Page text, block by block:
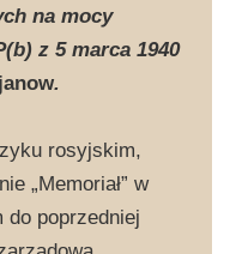
na mocy
z 5 marca 1940
.
rosyjskim,
„Memoriał” w
do poprzedniej